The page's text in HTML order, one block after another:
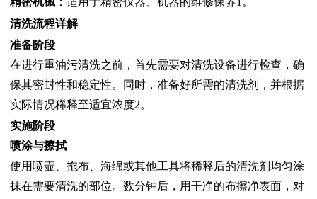
清洗流程详解
准备阶段
在进行重油污清洗之前，首先需要对清洗设备进行检查，确
保其密封性和稳定性。同时，准备好所需的清洗剂，并根据
实际情况稀释至适宜浓度2。
实施阶段
喷涂与擦拭
使用喷壶、拖布、海绵或其他工具将稀释后的清洗剂均匀涂
抹在需要清洗的部位。数分钟后，用干净的布擦净表面，对